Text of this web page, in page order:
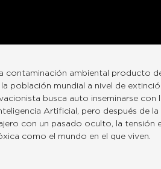
contaminación ambiental producto
población mundial a nivel de
busca auto inseminarse con
Artificial, pero después de la
con un pasado oculto, la tensión
como el mundo en el que viven.